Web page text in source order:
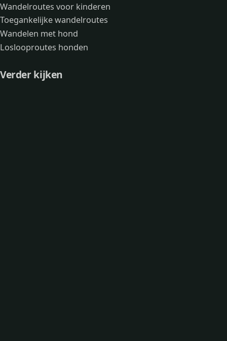
Wandelroutes voor kinderen
Toegankelijke wandelroutes
Wandelen met hond
Loslooproutes honden
Verder kijken